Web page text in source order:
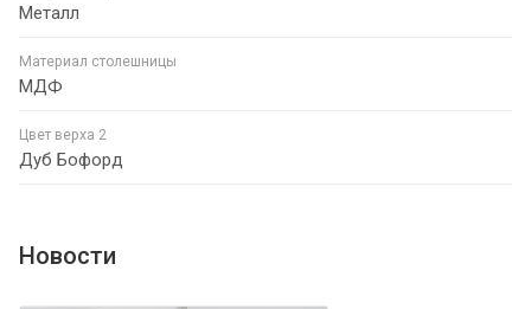
Металл
Материал столешницы
МДФ
Цвет верха 2
Дуб Бофорд
Новости